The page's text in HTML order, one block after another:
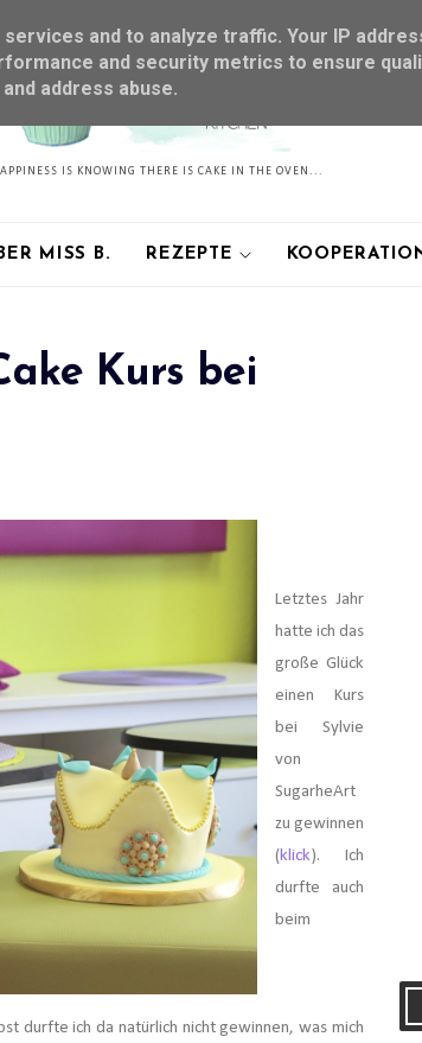
IS KNOWING THERE IS CAKE IN THE OVEN...
MISS B. REZEPTE
Kurs bei
Letztes Jahr
hatte ich das
große Glück
einen Kurs
bei Sylvie
von
SugarheArt
zu gewinnen
(klick ). Ich
durfte auch
beim
durfte ich da natürlich nicht gewinnen, was mich
and to analyze traffic. Your IP
and security metrics to ensure
address abuse.